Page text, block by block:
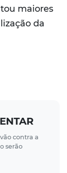
maiores
da
contra a
serão